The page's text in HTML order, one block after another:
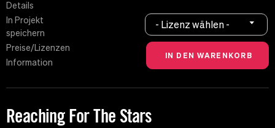
Details
In Projekt
speichern
Preise/Lizenzen
Information
- Lizenz wählen -
Reaching For The Stars